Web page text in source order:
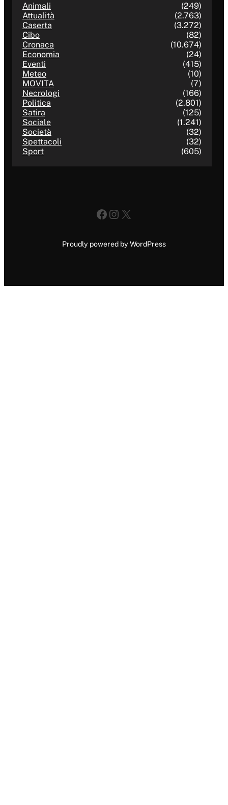
Animali
(249)
Attualità
(2.763)
Caserta
(3.272)
Cibo
(82)
Cronaca
(10.674)
Economia
(24)
Eventi
(415)
Meteo
(10)
MOVITA
(7)
Necrologi
(166)
Politica
(2.801)
Satira
(125)
Sociale
(1.241)
Società
(32)
Spettacoli
(32)
Sport
(605)
Facebook
Instagram
X
Proudly powered by WordPress